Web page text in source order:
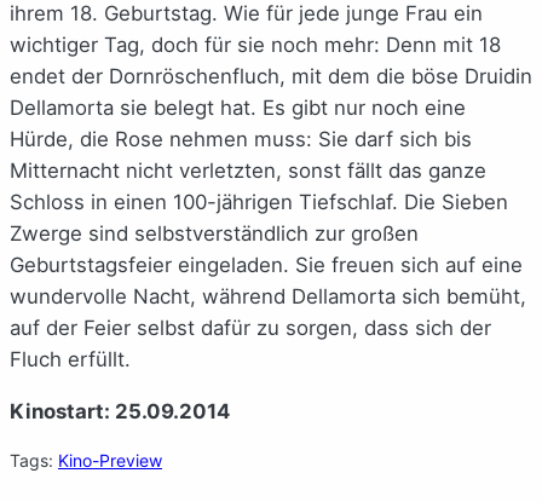
ihrem 18. Geburtstag. Wie für jede junge Frau ein
wichtiger Tag, doch für sie noch mehr: Denn mit 18
endet der Dornröschenfluch, mit dem die böse Druidin
Dellamorta sie belegt hat. Es gibt nur noch eine
Hürde, die Rose nehmen muss: Sie darf sich bis
Mitternacht nicht verletzten, sonst fällt das ganze
Schloss in einen 100-jährigen Tiefschlaf. Die Sieben
Zwerge sind selbstverständlich zur großen
Geburtstagsfeier eingeladen. Sie freuen sich auf eine
wundervolle Nacht, während Dellamorta sich bemüht,
auf der Feier selbst dafür zu sorgen, dass sich der
Fluch erfüllt.
Kinostart: 25.09.2014
Tags: Kino-Preview